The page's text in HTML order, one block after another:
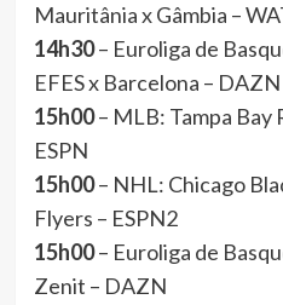
Mauritânia x Gâmbia –
14h30– Euroliga de
EFES x Barcelona – DAZN
15h00– MLB: Tampa Bay
ESPN
15h00– NHL: Chicago
Flyers – ESPN2
15h00– Euroliga de
Zenit – DAZN